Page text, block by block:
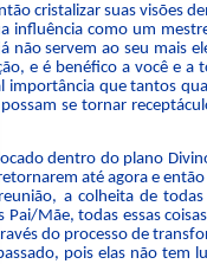
cristalizar suas visões
influência como um
não servem ao seu mais
e é benéfico a você e a
que tantos
se tornar
dentro do plano
até agora e
a colheita de
Pai/Mãe, todas essas
do processo de
pois elas não